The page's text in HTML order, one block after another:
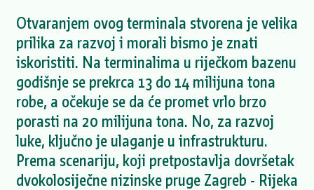
Otvaranjem ovog terminala stvorena je velika
prilika za razvoj i morali bismo je znati
iskoristiti. Na terminalima u riječkom bazenu
godišnje se prekrca 13 do 14 milijuna tona
robe, a očekuje se da će promet vrlo brzo
porasti na 20 milijuna tona. No, za razvoj
luke, ključno je ulaganje u infrastrukturu.
Prema scenariju, koji pretpostavlja dovršetak
dvokolosiječne nizinske pruge Zagreb - Rijeka